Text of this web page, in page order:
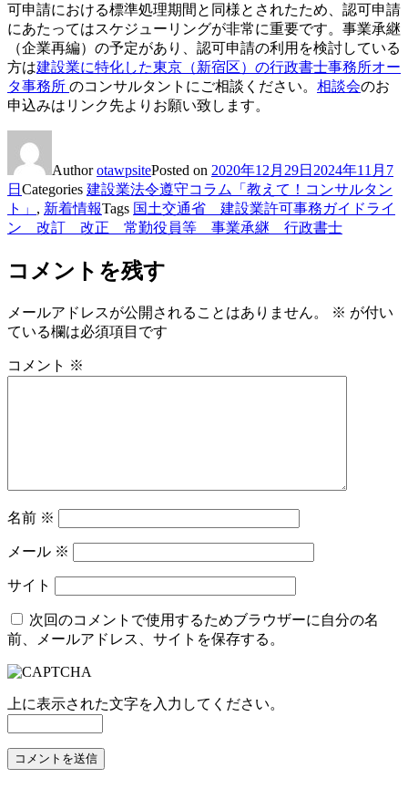
可申請における標準処理期間と同様とされたため、認可申請
にあたってはスケジューリングが非常に重要です。事業承継
（企業再編）の予定があり、認可申請の利用を検討している
方は建設業に特化した東京（新宿区）の行政書士事務所オー
タ事務所 のコンサルタントにご相談ください。 相談会のお
申込みはリンク先よりお願い致します。
AuthorotawpsitePosted on 2020年12月29日 2024年11月7
日 Categories 建設業法令遵守コラム「教えて！コンサルタン
ト」 , 新着情報Tags 国土交通省 建設業許可事務ガイドライ
ン 改訂 改正 常勤役員等 事業承継 行政書士
コメントを残す
メールアドレスが公開されることはありません。 ※ が付い
ている欄は必須項目です
コメント ※
名前 ※
メール ※
サイト
次回のコメントで使用するためブラウザーに自分の名
前、メールアドレス、サイトを保存する。
上に表示された文字を入力してください。